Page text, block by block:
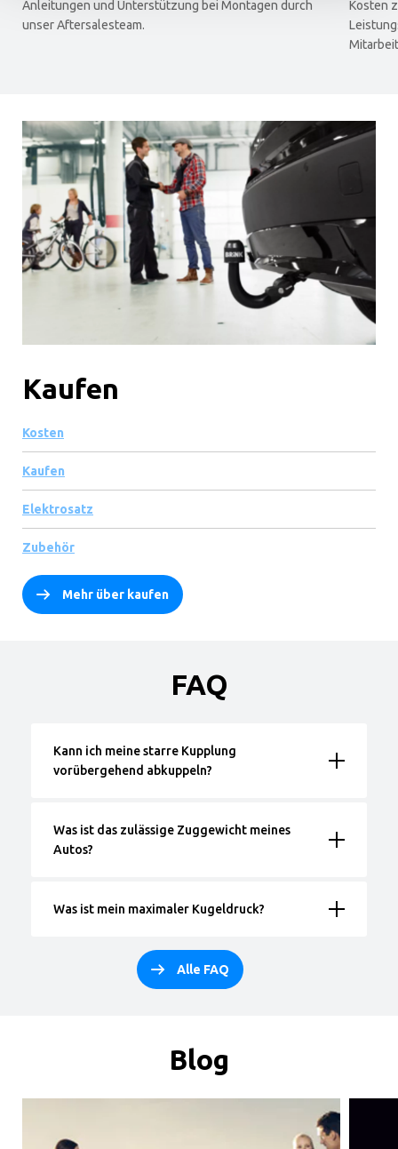
Anleitungen und Unterstützung bei Montagen durch
unser Aftersalesteam.
Kosten
Kaufen
Kosten
Kaufen
Elektrosatz
Zubehör
Mehr über kaufen
FAQ
Kann ich meine starre Kupplung
vorübergehend abkuppeln?
Was ist das zulässige Zuggewicht meines
Autos?
Was ist mein maximaler Kugeldruck?
Alle FAQ
Blog